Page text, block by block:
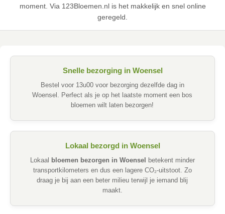
moment. Via 123Bloemen.nl is het makkelijk en snel online
geregeld.
Snelle bezorging in Woensel
Bestel voor 13u00 voor bezorging dezelfde dag in
Woensel. Perfect als je op het laatste moment een bos
bloemen wilt laten bezorgen!
Lokaal bezorgd in Woensel
Lokaal bloemen bezorgen in Woensel
betekent minder
transportkilometers en dus een lagere CO₂-uitstoot. Zo
draag je bij aan een beter milieu terwijl je iemand blij
maakt.